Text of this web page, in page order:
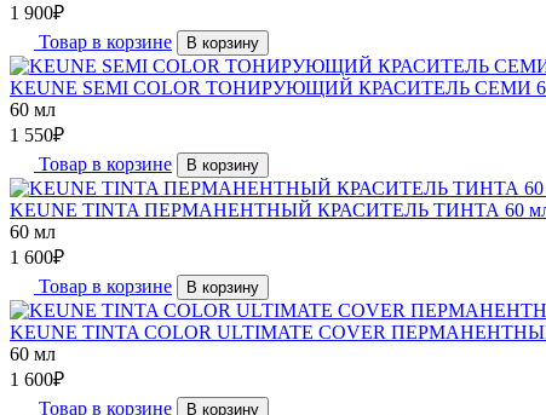
1 900₽
Товар в корзине
В корзину
KEUNE SEMI COLOR ТОНИРУЮЩИЙ КРАСИТЕЛЬ
60 мл
1 550₽
Товар в корзине
В корзину
KEUNE TINTA ПЕРМАНЕНТНЫЙ КРАСИТЕЛЬ ТИНТА
60 мл
1 600₽
Товар в корзине
В корзину
KEUNE TINTA COLOR ULTIMATE COVER
60 мл
1 600₽
Товар в корзине
В корзину